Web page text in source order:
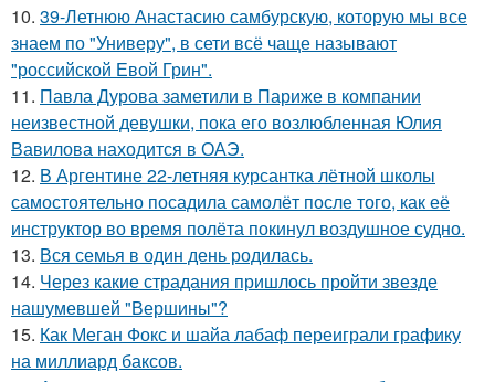
10. 39-Летнюю Анастасию самбурскую, которую мы все
знаем по "Универу", в сети всё чаще называют
"российской Евой Грин".
11. Павла Дурова заметили в Париже в компании
неизвестной девушки, пока его возлюбленная Юлия
Вавилова находится в ОАЭ.
12. В Аргентине 22-летняя курсантка лётной школы
самостоятельно посадила самолёт после того, как её
инструктор во время полёта покинул воздушное судно.
13. Вся семья в один день родилась.
14. Через какие страдания пришлось пройти звезде
нашумевшей "Вершины"?
15. Как Меган Фокс и шайа лабаф переиграли графику
на миллиард баксов.